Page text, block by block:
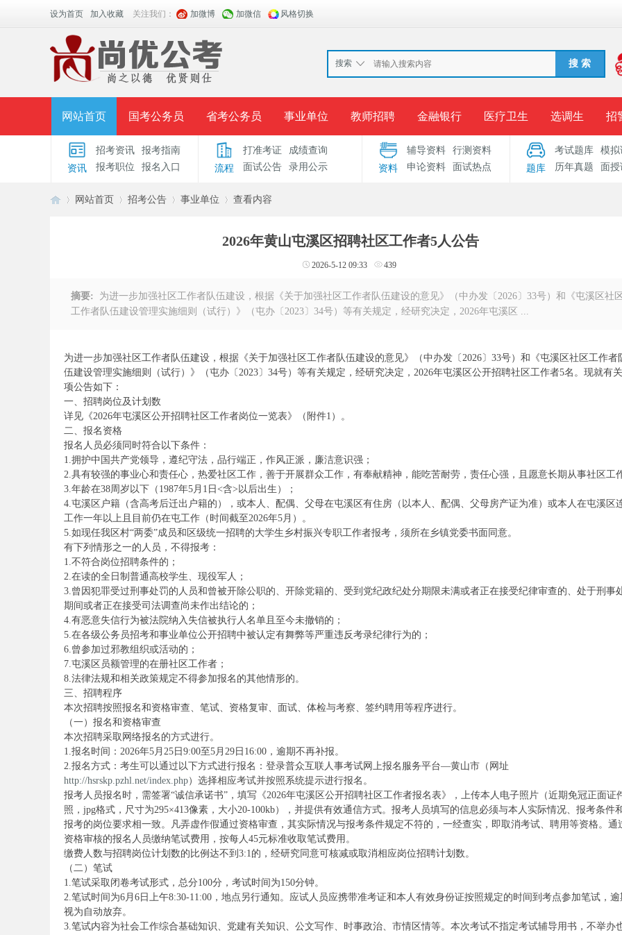
设为首页 加入收藏 关注我们： 加微博 加微信 风格切换
搜索 搜 索
网站首页 国考公务员 省考公务员 事业单位 教师招聘 金融银行 医疗卫生 选调生 招
面授课程 招考公告 面试公告 报考指导 准考证打印 成绩查询 录用公示 考
时政热点 视频课堂 名师团队 学员风采
资讯
招考资讯
报考指南
报考职位
报名入口 流程
打准考证
成绩查询
面试公告
录用公示 资料
辅导资料
行测资料
申论资料
面试热点 题库
考试题库
模拟
历年真题
面授
网站首页 招考公告 事业单位 查看内容
2026年黄山屯溪区招聘社区工作者5人公告
2026-5-12 09:33 439
摘要: 为进一步加强社区工作者队伍建设，根据《关于加强社区工作者队伍建设的意见》（中办发〔2026〕33号）和《屯溪区社区
工作者队伍建设管理实施细则（试行）》（屯办〔2023〕34号）等有关规定，经研究决定，2026年屯溪区 ...
为进一步加强社区工作者队伍建设，根据《关于加强社区工作者队伍建设的意见》（中办发〔2026〕33号）和《屯溪区社区工作者
伍建设管理实施细则（试行）》（屯办〔2023〕34号）等有关规定，经研究决定，2026年屯溪区公开招聘社区工作者5名。现就有
项公告如下：
一、招聘岗位及计划数
详见《2026年屯溪区公开招聘社区工作者岗位一览表》（附件1）。
二、报名资格
报名人员必须同时符合以下条件：
1.拥护中国共产党领导，遵纪守法，品行端正，作风正派，廉洁意识强；
2.具有较强的事业心和责任心，热爱社区工作，善于开展群众工作，有奉献精神，能吃苦耐劳，责任心强，且愿意长期从事社区工
3.年龄在38周岁以下（1987年5月1日<含>以后出生）；
4.屯溪区户籍（含高考后迁出户籍的），或本人、配偶、父母在屯溪区有住房（以本人、配偶、父母房产证为准）或本人在屯溪区
工作一年以上且目前仍在屯工作（时间截至2026年5月）。
5.如现任我区村“两委”成员和区级统一招聘的大学生乡村振兴专职工作者报考，须所在乡镇党委书面同意。
有下列情形之一的人员，不得报考：
1.不符合岗位招聘条件的；
2.在读的全日制普通高校学生、现役军人；
3.曾因犯罪受过刑事处罚的人员和曾被开除公职的、开除党籍的、受到党纪政纪处分期限未满或者正在接受纪律审查的、处于刑事
期间或者正在接受司法调查尚未作出结论的；
4.有恶意失信行为被法院纳入失信被执行人名单且至今未撤销的；
5.在各级公务员招考和事业单位公开招聘中被认定有舞弊等严重违反考录纪律行为的；
6.曾参加过邪教组织或活动的；
7.屯溪区员额管理的在册社区工作者；
8.法律法规和相关政策规定不得参加报名的其他情形的。
三、招聘程序
本次招聘按照报名和资格审查、笔试、资格复审、面试、体检与考察、签约聘用等程序进行。
（一）报名和资格审查
本次招聘采取网络报名的方式进行。
1.报名时间：2026年5月25日9:00至5月29日16:00，逾期不再补报。
2.报名方式：考生可以通过以下方式进行报名：登录普众互联人事考试网上报名服务平台—黄山市（网址
http://hsrskp.pzhl.net/index.php）选择相应考试并按照系统提示进行报名。
报考人员报名时，需签署“诚信承诺书”，填写《2026年屯溪区公开招聘社区工作者报名表》，上传本人电子照片（近期免冠正面证
照，jpg格式，尺寸为295×413像素，大小20-100kb），并提供有效通信方式。报考人员填写的信息必须与本人实际情况、报考条件
报考的岗位要求相一致。凡弄虚作假通过资格审查，其实际情况与报考条件规定不符的，一经查实，即取消考试、聘用等资格。通
资格审核的报名人员缴纳笔试费用，按每人45元标准收取笔试费用。
缴费人数与招聘岗位计划数的比例达不到3:1的，经研究同意可核减或取消相应岗位招聘计划数。
（二）笔试
1.笔试采取闭卷考试形式，总分100分，考试时间为150分钟。
2.笔试时间为6月6日上午8:30-11:00，地点另行通知。应试人员应携带准考证和本人有效身份证按照规定的时间到考点参加笔试，逾
视为自动放弃。
3.笔试内容为社会工作综合基础知识、党建有关知识、公文写作、时事政治、市情区情等。本次考试不指定考试辅导用书，不举办